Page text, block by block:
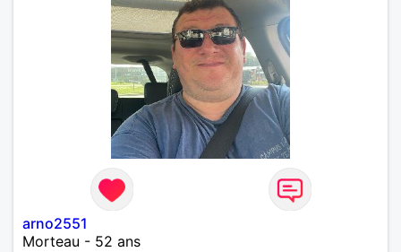
arno2551
Morteau - 52 ans